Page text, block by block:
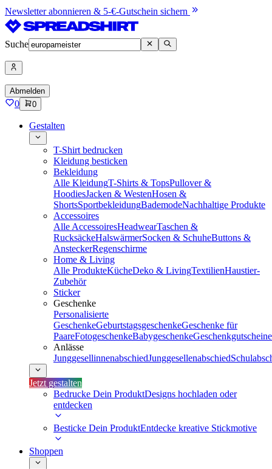
Newsletter abonnieren & 5-€-Gutschein sichern
Suche
Abmelden
0 0
Gestalten
T-Shirt bedrucken
Kleidung besticken
Bekleidung
Alle KleidungT-Shirts & TopsPullover &
HoodiesJacken & WestenHosen &
ShortsSportbekleidungBademodeNachhaltige Produkte
Accessoires
Alle AccessoiresHeadwearTaschen &
RucksäckeHalswärmerSocken & SchuheButtons &
AnsteckerRegenschirme
Home & Living
Alle ProdukteKücheDeko & LivingTextilienHaustier-
Zubehör
Sticker
Geschenke
Personalisierte
GeschenkeGeburtstagsgeschenkeGeschenke für
PaareFotogeschenkeBabygeschenkeGeschenkgutscheine
Anlässe
JunggesellinnenabschiedJunggesellenabschied
Jetzt gestalten
Bedrucke Dein ProduktDesigns hochladen oder
entdecken
Besticke Dein ProduktEntdecke kreative Stickmotive
Shoppen